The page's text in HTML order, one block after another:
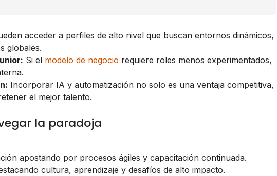
acceder a perfiles de alto nivel que buscan entornos dinámicos,
globales.
Si el modelo de negocio requiere roles menos experimentados,
Incorporar IA y automatización no solo es una ventaja competitiva,
el mejor talento.
la paradoja
apostando por procesos ágiles y capacitación continuada.
cultura, aprendizaje y desafíos de alto impacto.